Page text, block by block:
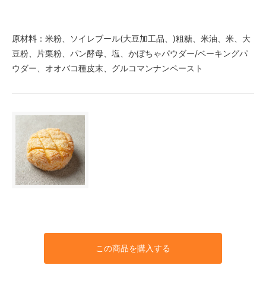
原材料：米粉、ソイレブール(大豆加工品、)粗糖、米油、米、大
豆粉、片栗粉、パン酵母、塩、かぼちゃパウダー/ベーキングパ
ウダー、オオバコ種皮末、グルコマンナンペースト
この商品を購入する